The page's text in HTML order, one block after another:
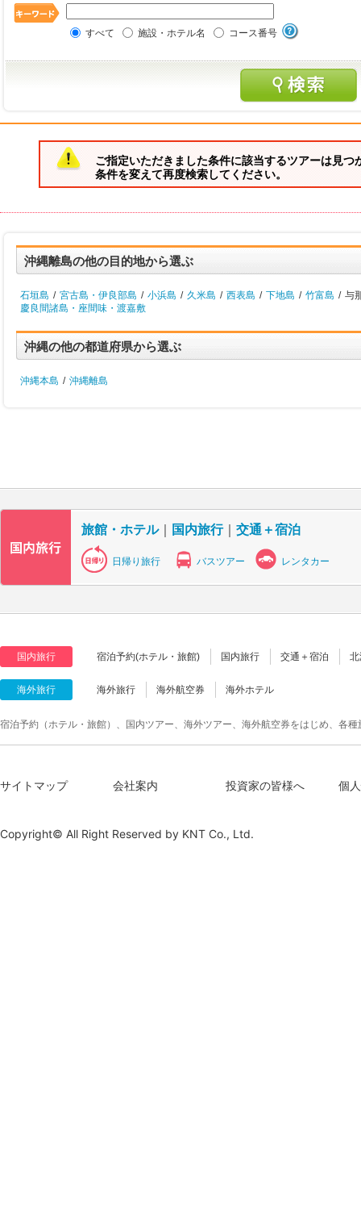
すべて 施設・ホテル名 コース番号
ご指定いただきました条件に該当するツアーは見つ
条件を変えて再度検索してください。
沖縄離島の他の目的地から選ぶ
石垣島 / 宮古島・伊良部島 / 小浜島 / 久米島 / 西表島 / 下地島 / 竹富島 / 与
慶良間諸島・座間味・渡嘉敷
沖縄の他の都道府県から選ぶ
沖縄本島 / 沖縄離島
旅館・ホテル｜ 国内旅行｜ 交通＋宿泊
日帰り旅行 バスツアー レンタカー
国内旅行 宿泊予約(ホテル・旅館) 国内旅行 交通＋宿泊
海外旅行 海外旅行 海外航空券 海外ホテル
宿泊予約（ホテル・旅館）、国内ツアー、海外ツアー、海外航空券をはじめ、各
サイトマップ 会社案内 投資家の皆様へ 個
Copyright© All Right Reserved by KNT Co., Ltd.